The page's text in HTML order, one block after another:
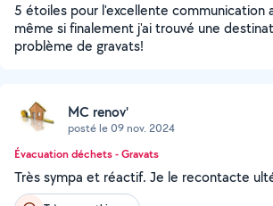
5 étoiles pour l'excellente communication
même si finalement j'ai trouvé une
problème de gravats!
MC renov'
posté le 09 nov. 2024
Évacuation déchets - Gravats
Très sympa et réactif. Je le recontacte